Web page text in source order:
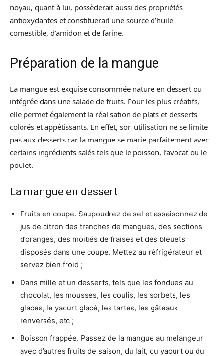
noyau, quant à lui, possèderait aussi des propriétés
antioxydantes et constituerait une source d’huile
comestible, d’amidon et de farine.
Préparation de la mangue
La mangue est exquise consommée nature en dessert ou
intégrée dans une salade de fruits. Pour les plus créatifs,
elle permet également la réalisation de plats et desserts
colorés et appétissants. En effet, son utilisation ne se limite
pas aux desserts car la mangue se marie parfaitement avec
certains ingrédients salés tels que le poisson, l’avocat ou le
poulet.
La mangue en dessert
Fruits en coupe. Saupoudrez de sel et assaisonnez de
jus de citron des tranches de mangues, des sections
d’oranges, des moitiés de fraises et des bleuets
disposés dans une coupe. Mettez au réfrigérateur et
servez bien froid ;
Dans mille et un desserts, tels que les fondues au
chocolat, les mousses, les coulis, les sorbets, les
glaces, le yaourt glacé, les tartes, les gâteaux
renversés, etc ;
Boisson frappée. Passez de la mangue au mélangeur
avec d’autres fruits de saison, du lait, du yaourt ou du